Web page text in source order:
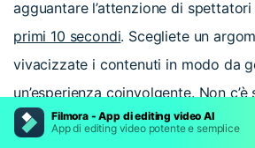
Filmora - App di editing video AI
App di editing video potente e semplice
agguantare l’attenzione di
primi 10 secondi. Scegliete un
vivacizzate i contenuti in modo da
un’esperienza coinvolgente. Non
che falliscono nel catturare